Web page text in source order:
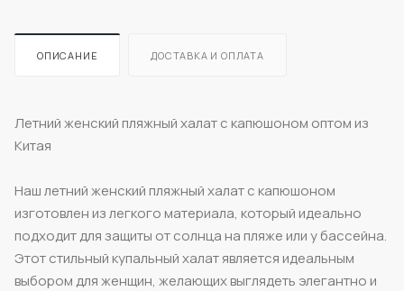
ОПИСАНИЕ ДОСТАВКА И ОПЛАТА
Летний женский пляжный халат с капюшоном оптом из
Китая
Наш летний женский пляжный халат с капюшоном
изготовлен из легкого материала, который идеально
подходит для защиты от солнца на пляже или у бассейна.
Этот стильный купальный халат является идеальным
выбором для женщин, желающих выглядеть элегантно и